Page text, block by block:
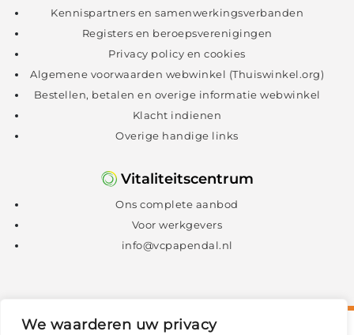
We waarderen uw privacy
Kennispartners en samenwerkingsverbanden
Registers en beroepsverenigingen
Privacy policy en cookies
Algemene voorwaarden webwinkel (Thuiswinkel.org)
Bestellen, betalen en overige informatie webwinkel
Klacht indienen
Overige handige links
Vitaliteitscentrum
Ons complete aanbod
Voor werkgevers
info@vcpapendal.nl